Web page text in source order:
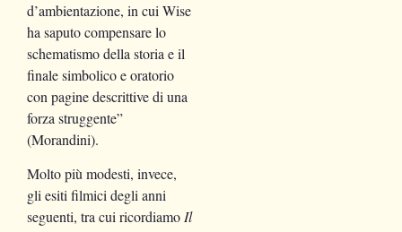
d’ambientazione, in cui Wise
ha saputo compensare lo
schematismo della storia e il
finale simbolico e oratorio
con pagine descrittive di una
forza struggente”
(Morandini).
Molto più modesti, invece,
gli esiti filmici degli anni
seguenti, tra cui ricordiamoIl